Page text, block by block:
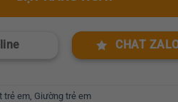
CHAT
trẻ em, Giường trẻ em